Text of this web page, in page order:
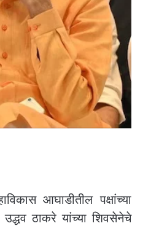
आघाडीतील पक्षांच्या
ठाकरे यांच्या शिवसेनेचे